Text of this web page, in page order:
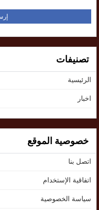
تصنيفات
الرئيسية
اخبار
خصوصية الموقع
اتصل بنا
اتفاقية الإستخدام
سياسة الخصوصية